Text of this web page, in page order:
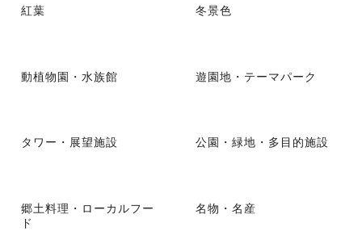
紅葉 冬景色
動植物園・水族館 遊園地・テーマパーク
タワー・展望施設 公園・緑地・多目的施設
郷土料理・ローカルフー
ド
名物・名産